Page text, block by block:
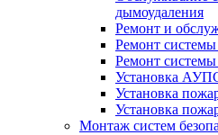
дымоудаления
Ремонт и
Ремонт
Ремонт
Установка
Установка
Установка
Монтаж систем